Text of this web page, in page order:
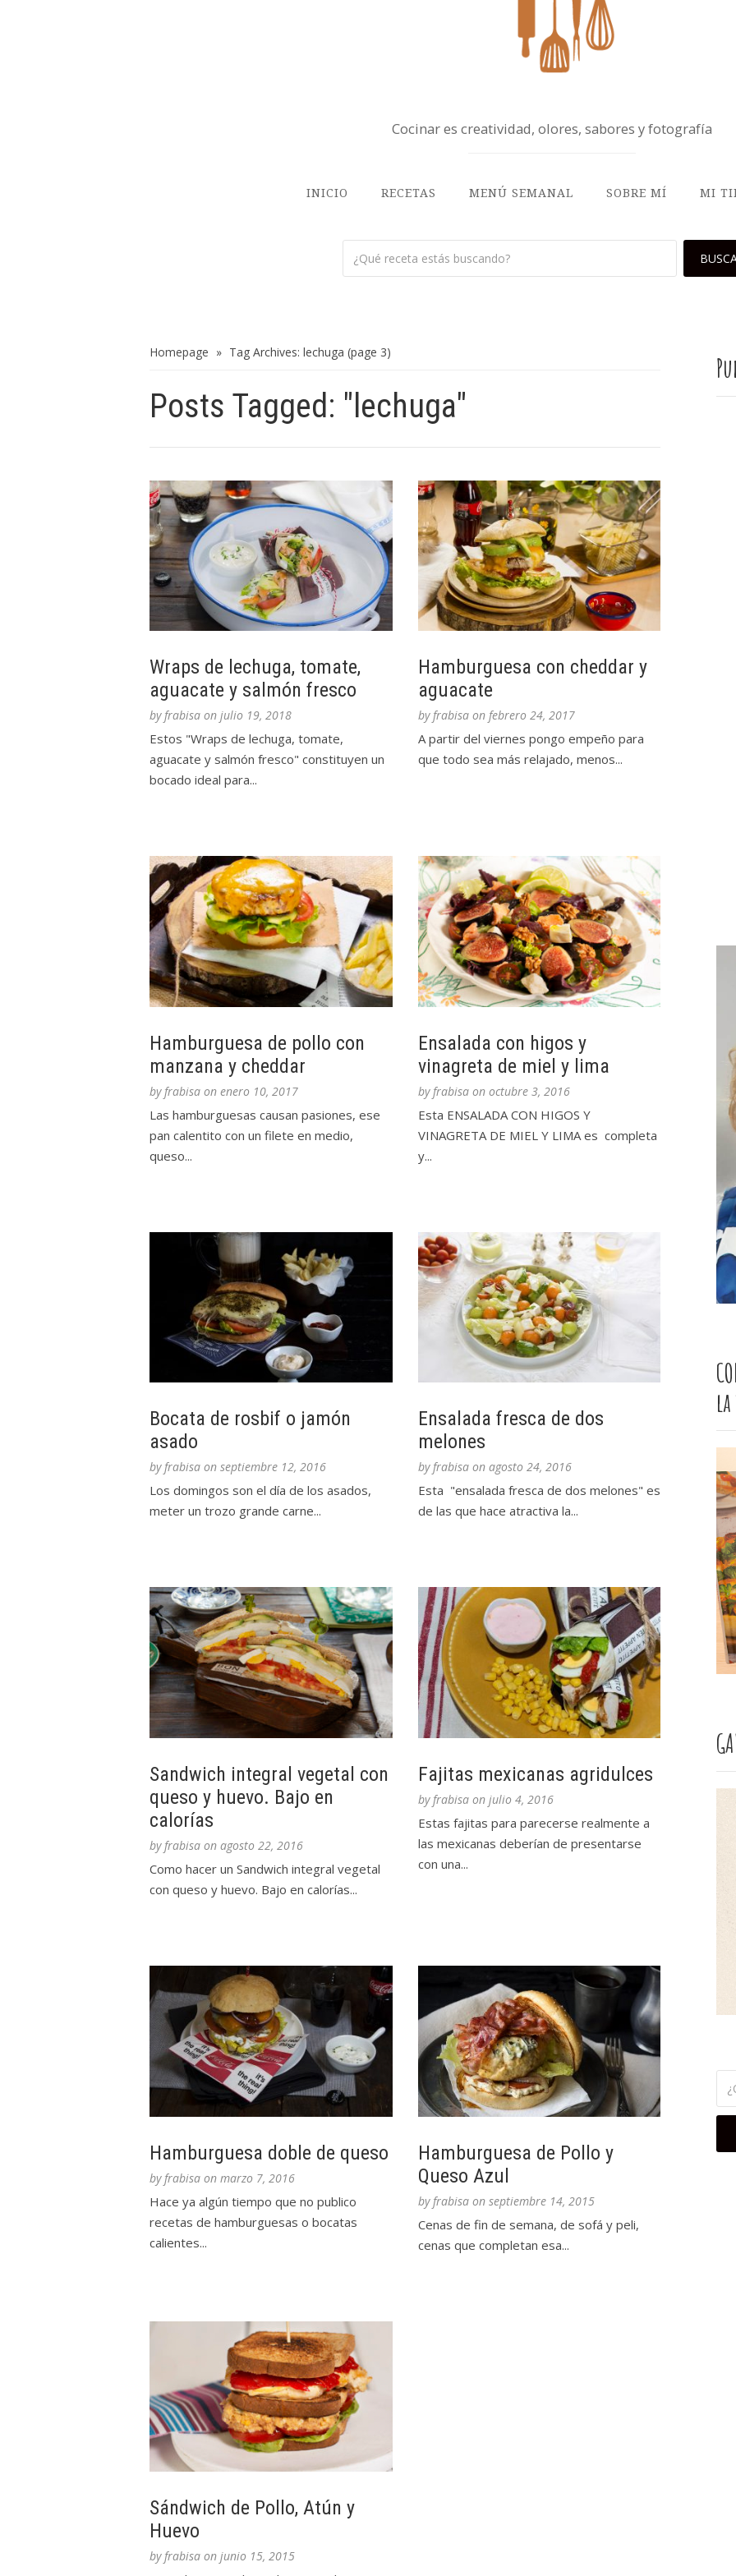
Cocinar es creatividad, olores, sabores y fotografía
INICIO RECETAS MENÚ SEMANAL SOBRE MÍ MI
Homepage » Tag Archives: lechuga (page 3)
Posts Tagged: "lechuga"
Wraps de lechuga, tomate,
aguacate y salmón fresco
byfrabisa on julio 19, 2018
Estos "Wraps de lechuga, tomate,
aguacate y salmón fresco" constituyen un
bocado ideal para...
Hamburguesa con cheddar y
aguacate
byfrabisa on febrero 24, 2017
A partir del viernes pongo empeño para
que todo sea más relajado, menos...
Hamburguesa de pollo con
manzana y cheddar
byfrabisa on enero 10, 2017
Las hamburguesas causan pasiones, ese
pan calentito con un filete en medio,
queso...
Ensalada con higos y
vinagreta de miel y lima
byfrabisa on octubre 3, 2016
Esta ENSALADA CON HIGOS Y
VINAGRETA DE MIEL Y LIMA es completa
y...
Bocata de rosbif o jamón
asado
byfrabisa on septiembre 12, 2016
Los domingos son el día de los asados,
meter un trozo grande carne...
Ensalada fresca de dos
melones
byfrabisa on agosto 24, 2016
Esta "ensalada fresca de dos melones" es
de las que hace atractiva la...
Sandwich integral vegetal con
queso y huevo. Bajo en
calorías
byfrabisa on agosto 22, 2016
Como hacer un Sandwich integral vegetal
con queso y huevo. Bajo en calorías...
Fajitas mexicanas agridulces
byfrabisa on julio 4, 2016
Estas fajitas para parecerse realmente a
las mexicanas deberían de presentarse
con una...
Hamburguesa doble de queso
by frabisa on marzo 7, 2016
Hace ya algún tiempo que no publico
recetas de hamburguesas o bocatas
calientes...
Hamburguesa de Pollo y
Queso Azul
by frabisa on septiembre 14, 2015
Cenas de fin de semana, de sofá y peli,
cenas que completan esa...
Sándwich de Pollo, Atún y
Huevo
byfrabisa on junio 15, 2015